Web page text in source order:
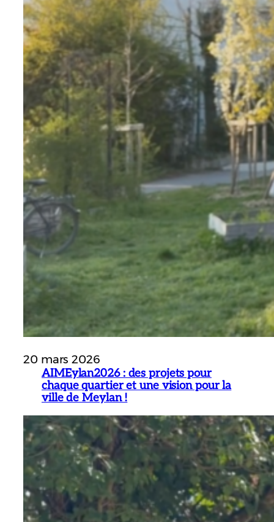
20 mars 2026
AIMEylan2026 : des projets pour
chaque quartier et une vision pour la
ville de Meylan !